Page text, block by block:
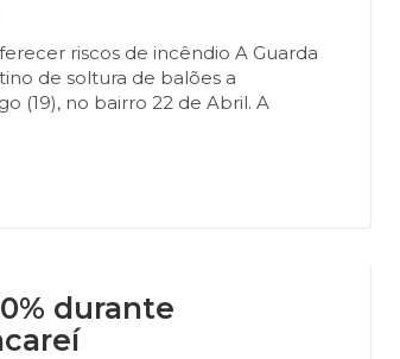
riscos de incêndio A Guarda
de soltura de balões a
(19), no bairro 22 de Abril. A
durante